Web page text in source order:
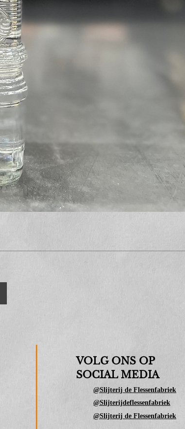
VOLG ONS OP
SOCIAL MEDIA
@Slijterij de Flessenfabriek
@Slijterijdeflessenfabriek
@Slijterij de Flessenfabriek